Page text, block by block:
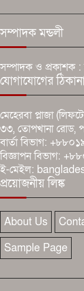
সম্পাদক মন্ডলী
সম্পাদক ও প্রকাশক
যোগাযোগের
মেহেরবা প্লাজা
৩৩, তোপখানা রোড,
বার্তা বিভাগ:
বিজ্ঞাপন বিভাগ:
ই-মেইল:
প্রয়োজনীয় লিঙ্ক
About Us
Sample Page